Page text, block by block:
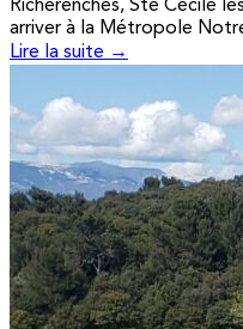
Richerenches, Ste Cécile
arriver à la Métropole
Lire la suite →